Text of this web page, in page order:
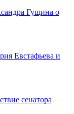
Гущина о
Евстафьева и
сенатора